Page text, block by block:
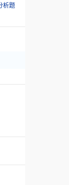
析题